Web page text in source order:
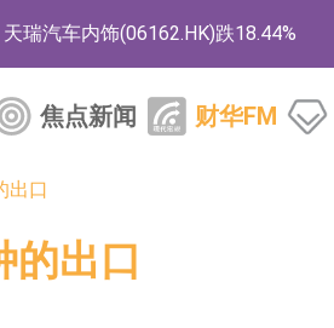
瑞汽车内饰(06162.HK)跌18.44%
，拿森科技(02261.HK)涨+64.11%
药
管措施
焦点新闻 财华FM
出口
的出口